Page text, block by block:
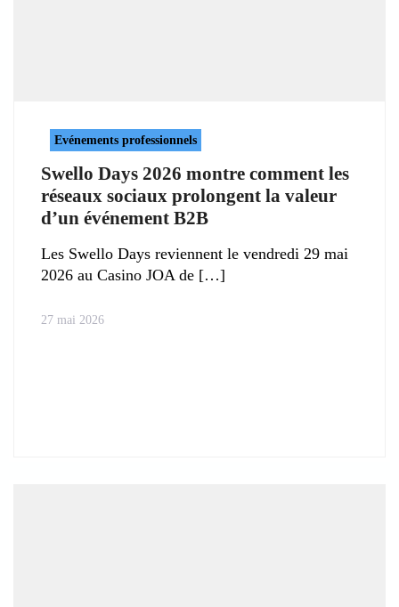
Evénements professionnels
Swello Days 2026 montre comment les
réseaux sociaux prolongent la valeur
d’un événement B2B
Les Swello Days reviennent le vendredi 29 mai
2026 au Casino JOA de
27 mai 2026